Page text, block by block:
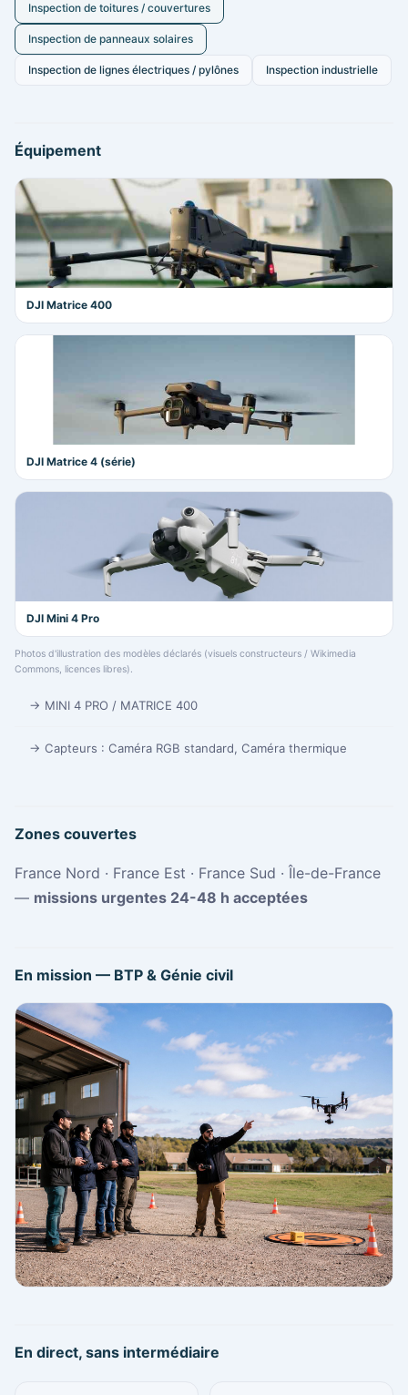
Inspection de toitures / couvertures
Inspection de panneaux solaires
Inspection de lignes électriques / pylônes Inspection industrielle
Équipement
DJI Matrice 400
DJI Matrice 4 (série)
DJI Mini 4 Pro
Photos d'illustration des modèles déclarés (visuels constructeurs / Wikimedia
Commons, licences libres).
→ MINI 4 PRO / MATRICE 400
→ Capteurs : Caméra RGB standard, Caméra thermique
Zones couvertes
France Nord · France Est · France Sud · Île-de-France
— missions urgentes 24-48 h acceptées
En mission — BTP & Génie civil
En direct, sans intermédiaire